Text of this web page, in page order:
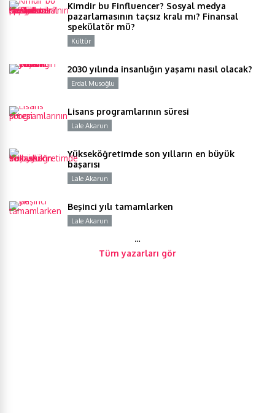
Kimdir bu Finfluencer? Sosyal medya
pazarlamasının taçsız kralı mı? Finansal
spekülatör mü?
Kültür
2030 yılında insanlığın yaşamı nasıl olacak?
Erdal Musoğlu
Lisans programlarının süresi
Lale Akarun
Yükseköğretimde son yılların en büyük
başarısı
Lale Akarun
Beşinci yılı tamamlarken
Lale Akarun
…
Tüm yazarları gör